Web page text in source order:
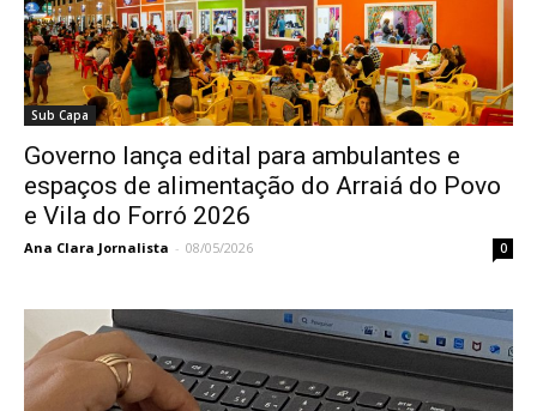
Sub Capa
Governo lança edital para ambulantes e
espaços de alimentação do Arraiá do Povo
e Vila do Forró 2026
Ana Clara Jornalista - 08/05/2026 0